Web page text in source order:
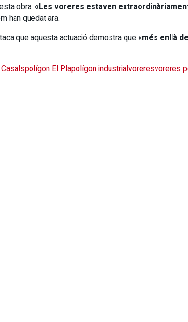
obra. «Les voreres estaven
han quedat ara.
que aquesta actuació demostra que«més enllà
polígon El Plapolígon industrialvoreresvoreres